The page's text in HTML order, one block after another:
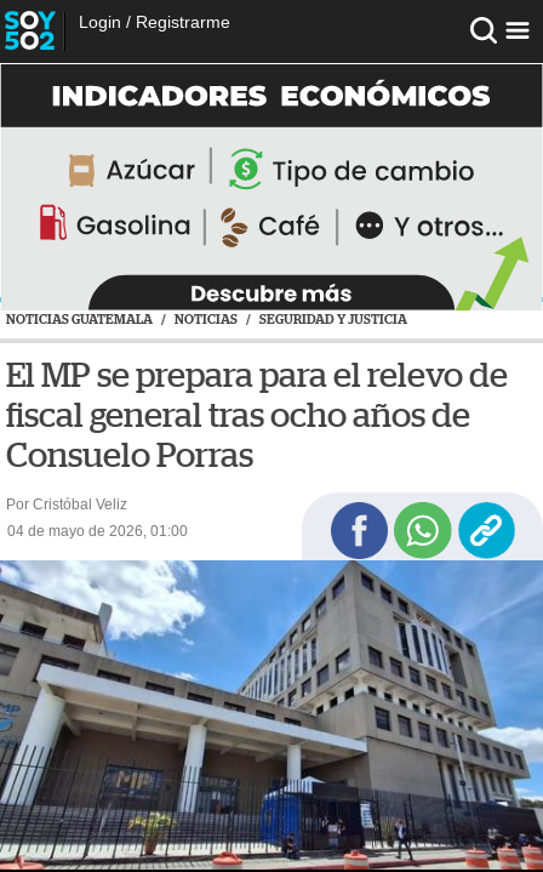
Login / Registrarme
NOTICIAS GUATEMALA / NOTICIAS / SEGURIDAD Y JUSTICIA
El MP se prepara para el relevo de
fiscal general tras ocho años de
Consuelo Porras
Por Cristóbal Veliz
04 de mayo de 2026, 01:00